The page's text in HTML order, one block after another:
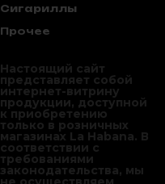
Сигариллы
Прочее
Настоящий сайт
представляет собой
интернет-витрину
продукции, доступной
к приобретению
только в розничных
магазинах La Habana. В
соответствии с
требованиями
законодательства, мы